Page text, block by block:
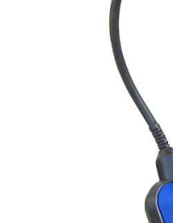
Energie verde - Pompe de caldura
Colectoare solare plane
Colectoare solare cu tub-vidat
Cazane pe lemne cu gazeificare